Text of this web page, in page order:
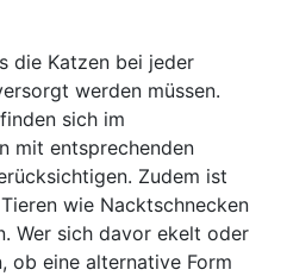
die Katzen bei jeder
werden müssen.
sich im
mit entsprechenden
Zudem ist
wie Nacktschnecken
Wer sich davor ekelt oder
ob eine alternative Form